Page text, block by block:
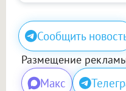
Сообщить
Размещение
Макс